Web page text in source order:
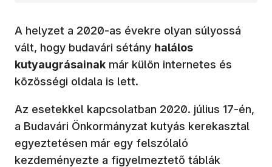
A helyzet a 2020-as évekre olyan súlyossá
vált, hogy budavári sétány halálos
kutyaugrásainak már külön internetes és
közösségi oldala is lett.
Az esetekkel kapcsolatban 2020. július 17-én,
a Budavári Önkormányzat kutyás kerekasztal
egyeztetésen már egy felszólaló
kezdeményezte a figyelmeztető táblák